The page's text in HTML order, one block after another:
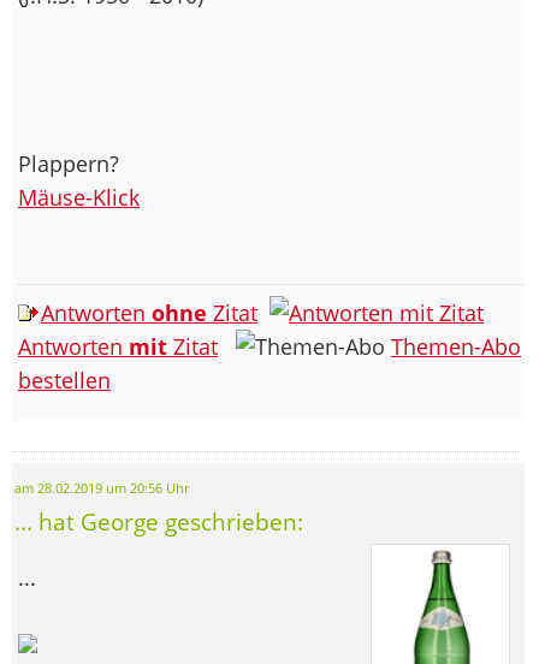
Plappern?
Mäuse-Klick
Antworten ohne Zitat
Antworten mit Zitat
Themen-Abo
bestellen
am 28.02.2019 um 20:56 Uhr
... hat George geschrieben:
...